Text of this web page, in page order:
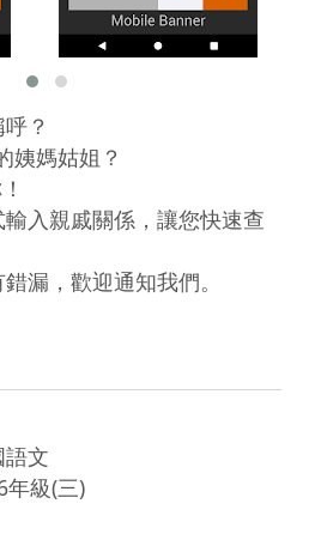
？
姨媽姑姐？
入親戚關係，讓您快速查
漏，歡迎通知我們。
文
年級(三)